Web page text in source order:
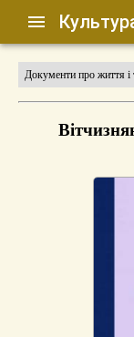
Документи про життя